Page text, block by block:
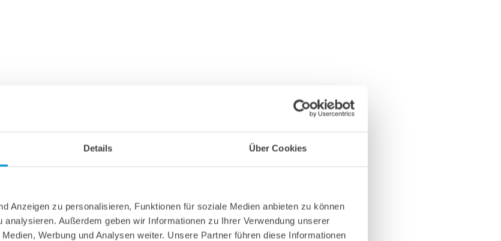
Details Über Cookies
Anzeigen zu personalisieren, Funktionen für soziale Medien anbieten zu können
analysieren. Außerdem geben wir Informationen zu Ihrer Verwendung unserer
Werbung und Analysen weiter. Unsere Partner führen diese Informationen